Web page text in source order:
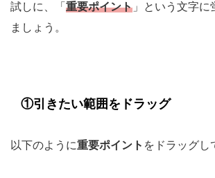
試しに、「 重要ポイント 」という文字
ましょう。
①引きたい範囲をドラッグ
以下のように重要ポイント をドラッグし